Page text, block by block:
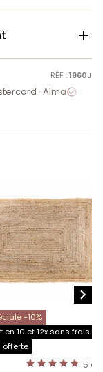

RÉF :1860J
· Alma
-10%
en 10 et 12x sans frais
offerte
5
